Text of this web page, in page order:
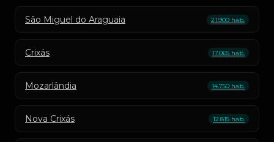
São Miguel do Araguaia 21.900 hab.
Crixás 17.065 hab.
Mozarlândia 14.750 hab.
Nova Crixás 12.815 hab.